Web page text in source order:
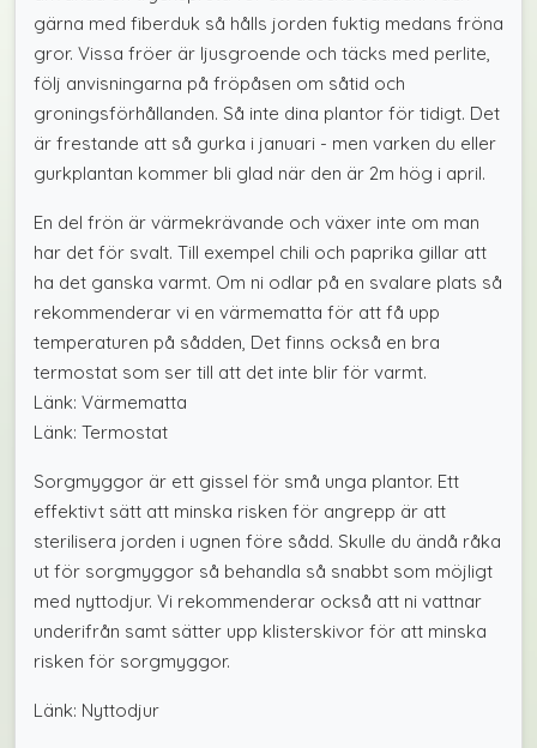
gärna med fiberduk så hålls jorden fuktig medans fröna
gror. Vissa fröer är ljusgroende och täcks med perlite,
följ anvisningarna på fröpåsen om såtid och
groningsförhållanden. Så inte dina plantor för tidigt. Det
är frestande att så gurka i januari - men varken du eller
gurkplantan kommer bli glad när den är 2m hög i april.
En del frön är värmekrävande och växer inte om man
har det för svalt. Till exempel chili och paprika gillar att
ha det ganska varmt. Om ni odlar på en svalare plats så
rekommenderar vi en värmematta för att få upp
temperaturen på sådden, Det finns också en bra
termostat som ser till att det inte blir för varmt.
Länk: Värmematta
Länk: Termostat
Sorgmyggor är ett gissel för små unga plantor. Ett
effektivt sätt att minska risken för angrepp är att
sterilisera jorden i ugnen före sådd. Skulle du ändå råka
ut för sorgmyggor så behandla så snabbt som möjligt
med nyttodjur. Vi rekommenderar också att ni vattnar
underifrån samt sätter upp klisterskivor för att minska
risken för sorgmyggor.
Länk: Nyttodjur